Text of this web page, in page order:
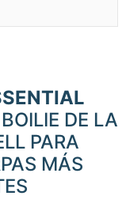
DE LA
PARA
MÁS